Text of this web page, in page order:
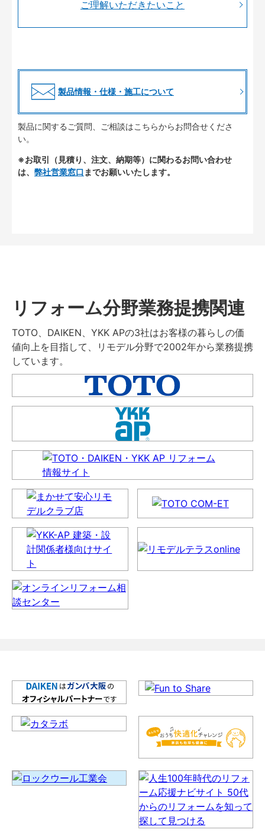
ご理解いただきたいこと
製品情報・仕様・施工について
製品に関するご質問、ご相談はこちらからお問合せくださ
い。
※お取引（見積り、注文、納期等）に関わるお問い合わせ
は、 弊社営業窓口 までお願いいたします。
リフォーム分野業務提携関連
TOTO、DAIKEN、YKK APの3社はお客様の暮らしの価
値向上を目指して、リモデル分野で2002年から業務提携
しています。